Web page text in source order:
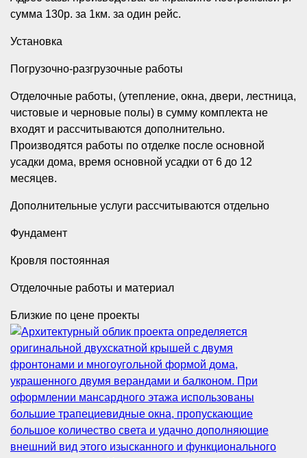
сумма 130р. за 1км. за один рейс.
Установка
Погрузочно-разгрузочные работы
Отделочные работы, (утепление, окна, двери, лестница,
чистовые и черновые полы) в сумму комплекта не
входят и рассчитываются дополнительно.
Производятся работы по отделке после основной
усадки дома, время основной усадки от 6 до 12
месяцев.
Дополнительные услуги рассчитываются отдельно
Фундамент
Кровля постоянная
Отделочные работы и материал
Близкие по цене проекты